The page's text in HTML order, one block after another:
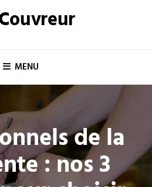
MENU
de la
: nos 3